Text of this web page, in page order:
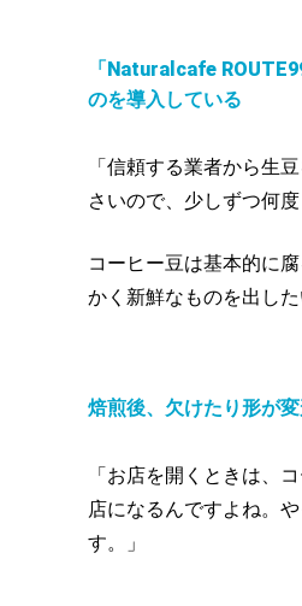
「Naturalcafe
のを導入している
「信頼する業者から生
さいので、少しずつ何度
コーヒー豆は基本的に
かく新鮮なものを出した
焙煎後、欠けたり形が
「お店を開くときは、
店になるんですよね。
す。」